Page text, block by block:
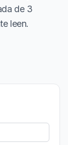
de 3
leen.